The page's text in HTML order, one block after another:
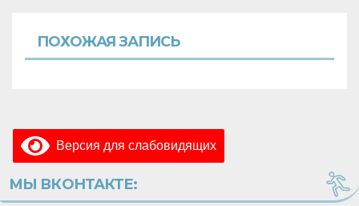
ПОХОЖАЯ ЗАПИСЬ
Версия для слабовидящих
МЫ ВКОНТАКТЕ: